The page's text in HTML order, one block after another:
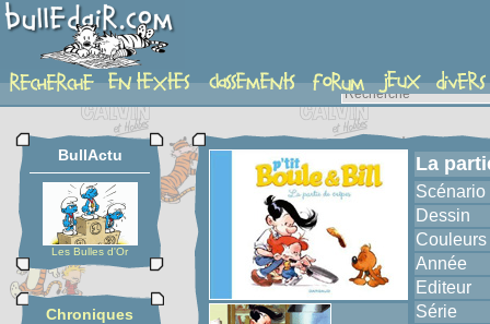
album
BullActu
Les Bulles d'Or
Chroniques
La
Scénario
Dessin
Couleurs
Année
Editeur
Série